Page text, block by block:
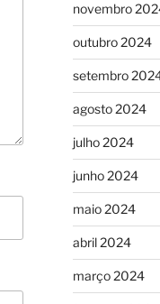
novembro
outubro 2024
setembro
agosto 2024
julho 2024
junho 2024
maio 2024
abril 2024
março 2024